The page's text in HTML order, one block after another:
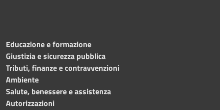
Educazione e formazione
Giustizia e sicurezza pubblica
Tributi, finanze e contravvenzioni
Ambiente
Salute, benessere e assistenza
Autorizzazioni